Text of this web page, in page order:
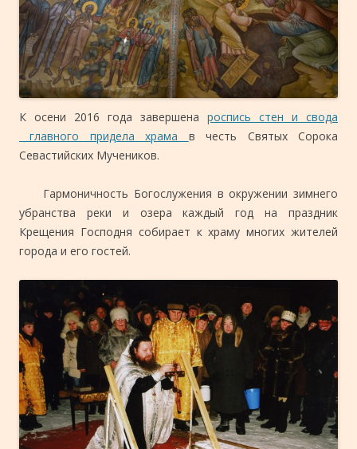
К осени 2016 года завершена роспись стен и свода
главного придела храма в честь Святых Сорока
Севастийских Мучеников.
Гармоничность Богослужения в окружении зимнего
убранства реки и озера каждый год на праздник
Крещения Господня собирает к храму многих жителей
города и его гостей.